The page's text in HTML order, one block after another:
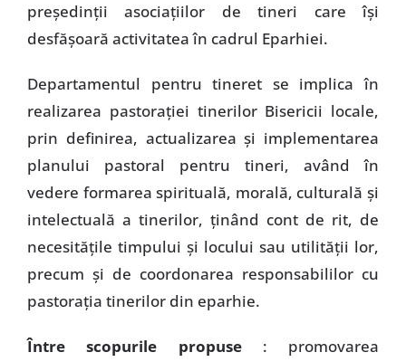
preşedinţii asociaţiilor de tineri care îşi
desfăşoară activitatea în cadrul Eparhiei.
Departamentul pentru tineret se implica în
realizarea pastoraţiei tinerilor Bisericii locale,
prin definirea, actualizarea şi implementarea
planului pastoral pentru tineri, având în
vedere formarea spirituală, morală, culturală şi
intelectuală a tinerilor, ţinând cont de rit, de
necesităţile timpului şi locului sau utilităţii lor,
precum şi de coordonarea responsabililor cu
pastoraţia tinerilor din eparhie.
Între scopurile propuse: promovarea